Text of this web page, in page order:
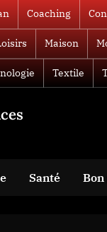
Coaching
Maison
Textile
Santé